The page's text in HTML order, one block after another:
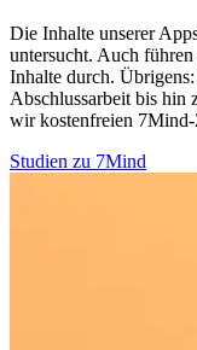
Die Inhalte unserer
untersucht. Auch
Inhalte durch. Übrigens:
Abschlussarbeit bis hin
wir kostenfreien
Studien zu 7Mind